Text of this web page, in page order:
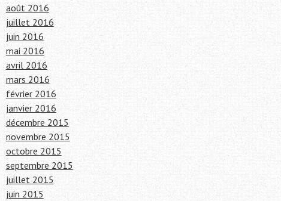
août 2016
juillet 2016
juin 2016
mai 2016
avril 2016
mars 2016
février 2016
janvier 2016
décembre 2015
novembre 2015
octobre 2015
septembre 2015
juillet 2015
juin 2015